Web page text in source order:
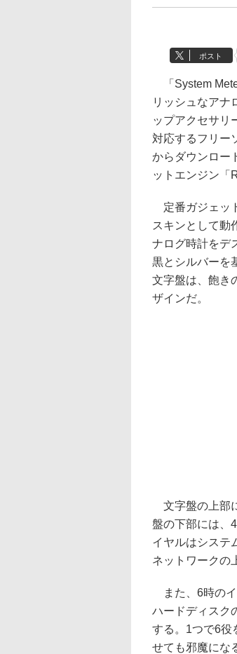
ポスト
「System
リッシュなアナ
ップアクセサリ
対応するフリー
からダウンロー
ットエンジン「
定番ガジェッ
スキンとして動
ナログ時計をデ
黒とシルバーを
文字盤は、飽き
ザインだ。
文字盤の上部
盤の下部には、
イヤルはシステ
ネットワークの
また、6時のイ
ハードディスク
する。1つで6役
せても邪魔にな